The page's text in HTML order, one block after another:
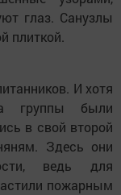
глаз. Санузлы
плиткой.
И хотя
группы были
в свой второй
Здесь они
ведь для
пожарным